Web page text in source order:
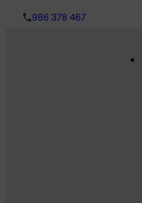
986 378 467